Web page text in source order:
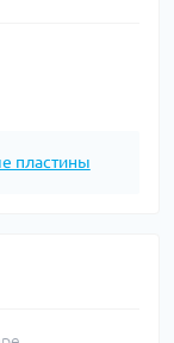
пластины